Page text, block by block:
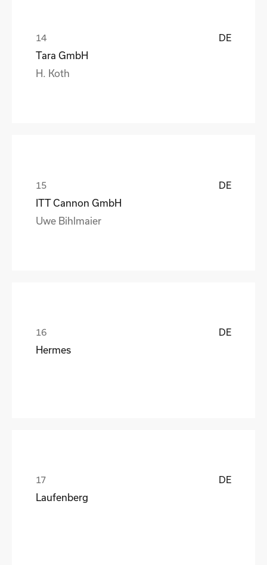
DE
Tara GmbH
H. Koth
DE
ITT Cannon GmbH
Uwe Bihlmaier
DE
Hermes
DE
Laufenberg